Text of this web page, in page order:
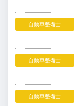
自動車整備士
自動車整備士
自動車整備士